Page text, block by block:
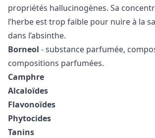
propriétés hallucinogènes. Sa
l’herbe est trop faible pour nuire à la
dans l’absinthe.
Borneol - substance parfumée,
compositions parfumées.
Camphre
Alcaloïdes
Flavonoïdes
Phytocides
Tanins